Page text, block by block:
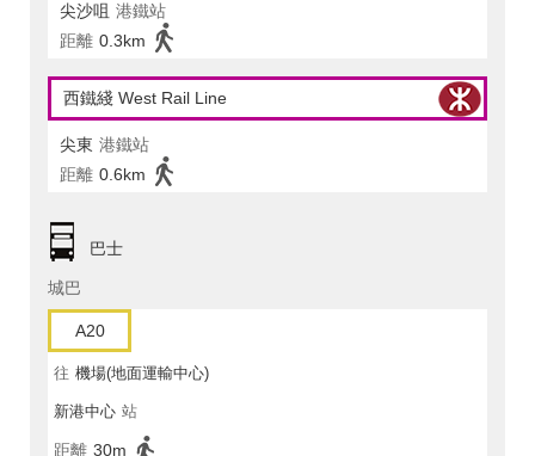
尖沙咀 港鐵站
距離 0.3km
西鐵綫 West Rail Line
尖東 港鐵站
距離 0.6km
巴士
城巴
A20
往 機場(地面運輸中心)
新港中心 站
距離 30m